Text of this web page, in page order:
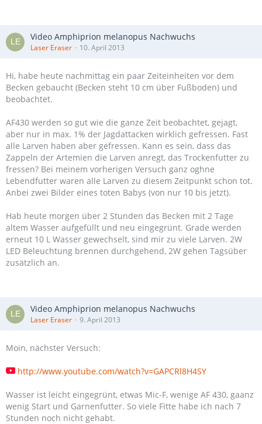
Video Amphiprion melanopus Nachwuchs
Laser Eraser 10. April 2013
Hi, habe heute nachmittag ein paar Zeiteinheiten vor dem
Becken gebaucht (Becken steht 10 cm über Fußboden) und
beobachtet.
AF430 werden so gut wie die ganze Zeit beobachtet, gejagt,
aber nur in max. 1% der Jagdattacken wirklich gefressen. Fast
alle Larven haben aber gefressen. Kann es sein, dass das
Zappeln der Artemien die Larven anregt, das Trockenfutter zu
fressen? Bei meinem vorherigen Versuch ganz oghne
Lebendfutter waren alle Larven zu diesem Zeitpunkt schon tot.
Anbei zwei Bilder eines toten Babys (von nur 10 bis jetzt).
Hab heute morgen über 2 Stunden das Becken mit 2 Tage
altem Wasser aufgefüllt und neu eingegrünt. Grade werden
erneut 10 L Wasser gewechselt, sind mir zu viele Larven. 2W
LED Beleuchtung brennen durchgehend, 2W gehen Tagsüber
zusätzlich an.
Video Amphiprion melanopus Nachwuchs
Laser Eraser 9. April 2013
Moin, nächster Versuch:
http://www.youtube.com/watch?v=GAPCRl8H4SY
Wasser ist leicht eingegrünt, etwas Mic-F, wenige AF 430, gaanz
wenig Start und Garnenfutter. So viele Fitte habe ich nach 7
Stunden noch nicht gehabt.